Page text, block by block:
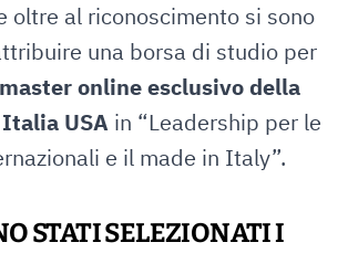
oltre al riconoscimento si sono
una borsa di studio per
master online esclusivo della
USA in “Leadership per le
e il made in Italy”.
STATI SELEZIONATI I